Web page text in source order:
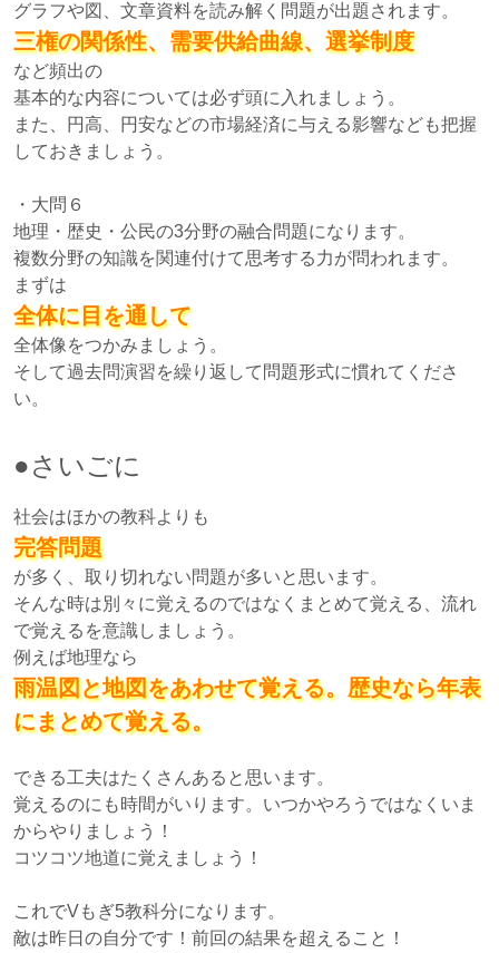
グラフや図、文章資料を読み解く問題が出題されます。
三権の関係性、需要供給曲線、選挙制度
など頻出の
基本的な内容については必ず頭に入れましょう。
また、円高、円安などの市場経済に与える影響なども把握
しておきましょう。
・大問６
地理・歴史・公民の3分野の融合問題になります。
複数分野の知識を関連付けて思考する力が問われます。
まずは
全体に目を通して
全体像をつかみましょう。
そして過去問演習を繰り返して問題形式に慣れてくださ
い。
●さいごに
社会はほかの教科よりも
完答問題
が多く、取り切れない問題が多いと思います。
そんな時は別々に覚えるのではなくまとめて覚える、流れ
で覚えるを意識しましょう。
例えば地理なら
雨温図と地図をあわせて覚える。歴史なら年表
にまとめて覚える。
できる工夫はたくさんあると思います。
覚えるのにも時間がいります。いつかやろうではなくいま
からやりましょう！
コツコツ地道に覚えましょう！
これでVもぎ5教科分になります。
敵は昨日の自分です！前回の結果を超えること！